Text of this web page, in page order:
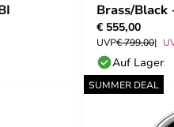
Brass/Black
€ 555,00
UVP€ 799,00
Auf Lager
SUMMER DEAL